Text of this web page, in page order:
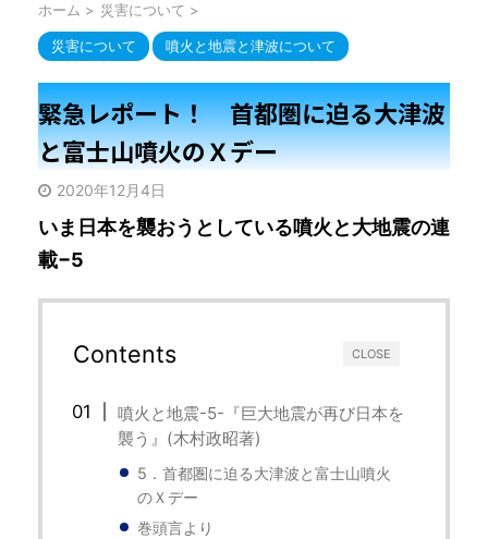
ホーム > 災害について >
災害について 噴火と地震と津波について
緊急レポート！ 首都圏に迫る大津波
と富士山噴火のＸデー
2020年12月4日
いま日本を襲おうとしている噴火と大地震の連
載−5
CLOSE
Contents
噴火と地震-5-『巨大地震が再び日本を
襲う』(木村政昭著)
5．首都圏に迫る大津波と富士山噴火
のＸデー
巻頭言より